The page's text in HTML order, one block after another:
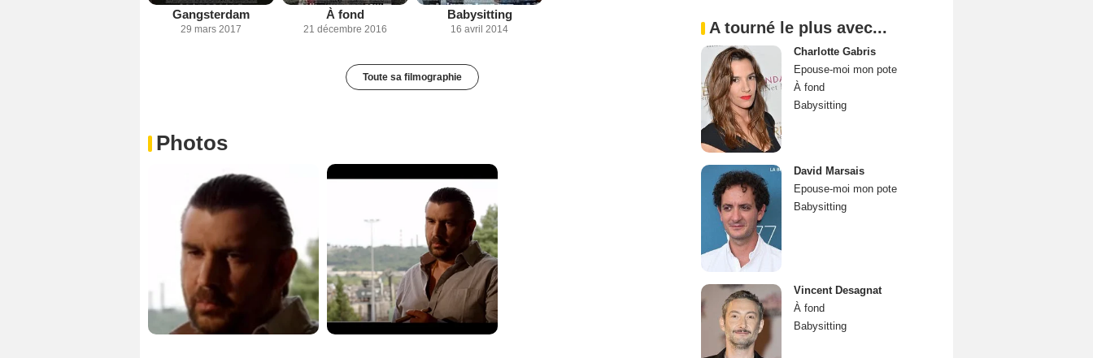
Gangsterdam
29 mars 2017
À fond
21 décembre 2016
Babysitting
16 avril 2014
Toute sa filmographie
Photos
A tourné le plus avec...
Charlotte Gabris
Epouse-moi mon pote
À fond
Babysitting
David Marsais
Epouse-moi mon pote
Babysitting
Vincent Desagnat
À fond
Babysitting